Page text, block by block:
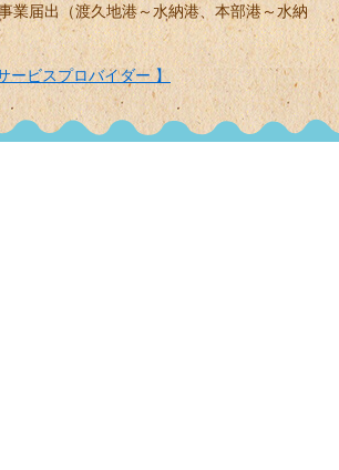
業届出（渡久地港～水納港、本部港～水納
ービスプロバイダー 】